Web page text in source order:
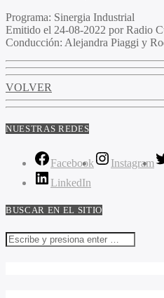
Programa: Sinergia Industrial
Emitido el 24-08-2022 por Radio
Conducción: Alejandra Piaggi y
VOLVER
NUESTRAS REDES
Facebook Instagram
LinkedIn
BUSCAR EN EL SITIO